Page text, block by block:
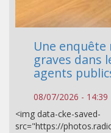
Une enquête
graves dans
agents
08/07/2026 - 14:39
<img data-cke-saved-
src="https://